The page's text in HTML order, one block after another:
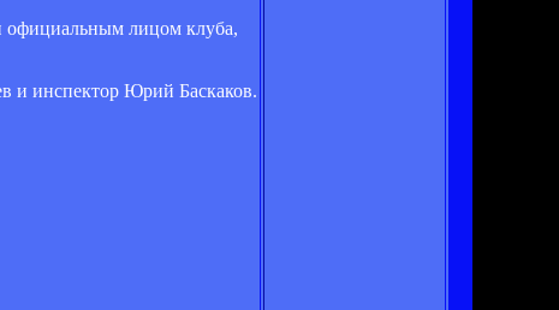
официальным лицом клуба,
и инспектор Юрий Баскаков.